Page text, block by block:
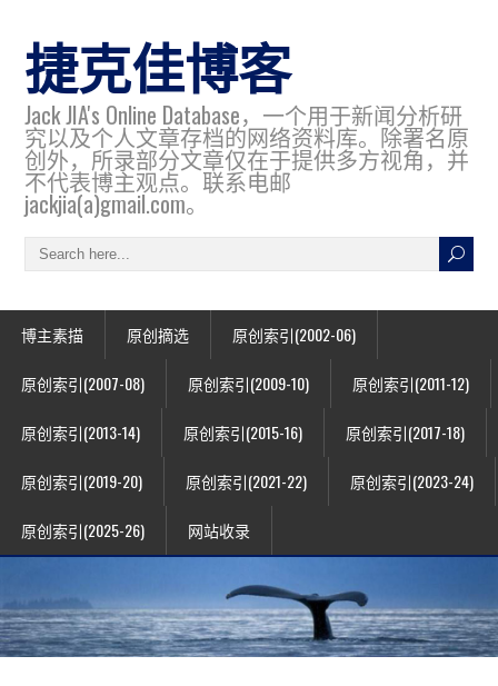
捷克佳博客
Jack JIA's Online Database，一个用于新闻分析研
究以及个人文章存档的网络资料库。除署名原
创外，所录部分文章仅在于提供多方视角，并
不代表博主观点。联系电邮
jackjia(a)gmail.com。
博主素描 原创摘选 原创索引(2002-06)
原创索引(2007-08) 原创索引(2009-10) 原创索引(2011-12)
原创索引(2013-14) 原创索引(2015-16) 原创索引(2017-18)
原创索引(2019-20) 原创索引(2021-22) 原创索引(2023-24)
原创索引(2025-26) 网站收录